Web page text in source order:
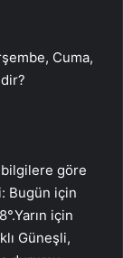
Cuma,
bilgilere göre
Bugün için
°.Yarın için
Güneşli,